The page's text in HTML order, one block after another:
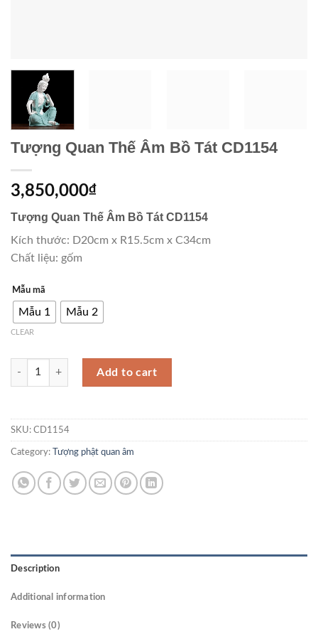
Tượng Quan Thế Âm Bồ Tát CD1154
3,850,000₫
Tượng Quan Thế Âm Bồ Tát CD1154
Kích thước: D20cm x R15.5cm x C34cm
Chất liệu: gốm
Mẫu mã
Mẫu 1 Mẫu 2
CLEAR
Tượng Quan Thế Âm Bồ Tát CD1154 quantity
Add to cart
SKU: CD1154
Category: Tượng phật quan âm
Description
Additional information
Reviews (0)